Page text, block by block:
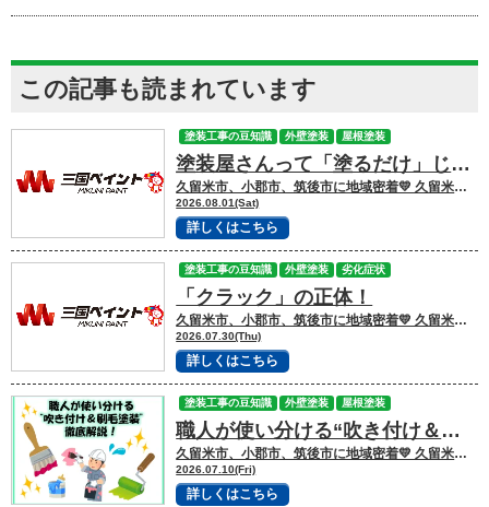
この記事も読まれています
塗装屋さんって「塗るだけ」じゃない！一体どうなってるの？
久留米市、小郡市、筑後市に地域密着💛 久留米市諏訪野町で外壁塗装・屋根塗装をして
2026.08.01(Sat)
詳しくはこちら
塗装工事の豆知識 外壁塗装 屋根塗装
「クラック」の正体！
久留米市、小郡市、筑後市に地域密着💛 久留米市諏訪野町で外壁塗装・屋根塗装をして
2026.07.30(Thu)
詳しくはこちら
塗装工事の豆知識 外壁塗装 劣化症状
職人が使い分ける“吹き付け＆刷毛塗装”
久留米市、小郡市、筑後市に地域密着💛 久留米市諏訪野町で外壁塗装・屋根塗装をして
2026.07.10(Fri)
詳しくはこちら
塗装工事の豆知識 外壁塗装 屋根塗装